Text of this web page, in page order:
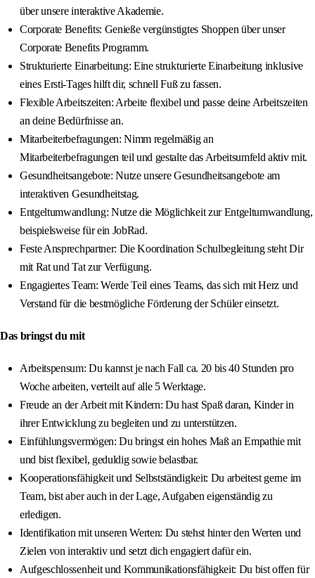
über unsere interaktive Akademie.
Corporate Benefits: Genieße vergünstigtes Shoppen über unser
Corporate Benefits Programm.
Strukturierte Einarbeitung: Eine strukturierte Einarbeitung inklusive
eines Ersti-Tages hilft dir, schnell Fuß zu fassen.
Flexible Arbeitszeiten: Arbeite flexibel und passe deine Arbeitszeiten
an deine Bedürfnisse an.
Mitarbeiterbefragungen: Nimm regelmäßig an
Mitarbeiterbefragungen teil und gestalte das Arbeitsumfeld aktiv mit.
Gesundheitsangebote: Nutze unsere Gesundheitsangebote am
interaktiven Gesundheitstag.
Entgeltumwandlung: Nutze die Möglichkeit zur Entgeltumwandlung,
beispielsweise für ein JobRad.
Feste Ansprechpartner: Die Koordination Schulbegleitung steht Dir
mit Rat und Tat zur Verfügung.
Engagiertes Team: Werde Teil eines Teams, das sich mit Herz und
Verstand für die bestmögliche Förderung der Schüler einsetzt.
Das bringst du mit
Arbeitspensum: Du kannst je nach Fall ca. 20 bis 40 Stunden pro
Woche arbeiten, verteilt auf alle 5 Werktage.
Freude an der Arbeit mit Kindern: Du hast Spaß daran, Kinder in
ihrer Entwicklung zu begleiten und zu unterstützen.
Einfühlungsvermögen: Du bringst ein hohes Maß an Empathie mit
und bist flexibel, geduldig sowie belastbar.
Kooperationsfähigkeit und Selbstständigkeit: Du arbeitest gerne im
Team, bist aber auch in der Lage, Aufgaben eigenständig zu
erledigen.
Identifikation mit unseren Werten: Du stehst hinter den Werten und
Zielen von interaktiv und setzt dich engagiert dafür ein.
Aufgeschlossenheit und Kommunikationsfähigkeit: Du bist offen für